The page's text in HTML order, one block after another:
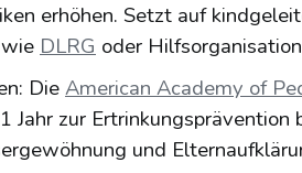
erhöhen. Setzt auf
DLRG oder
DieAmerican Academy of
zur Ertrinkungsprävention
und